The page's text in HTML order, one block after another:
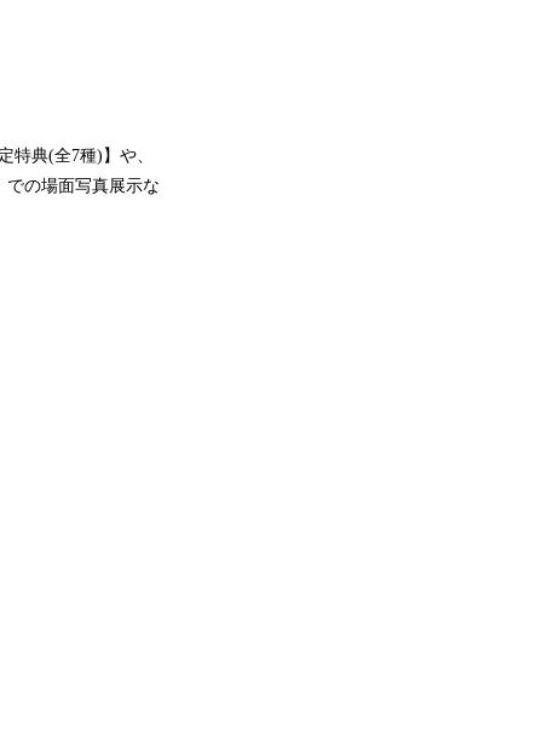
特典(全7種)】や、
での場面写真展示な